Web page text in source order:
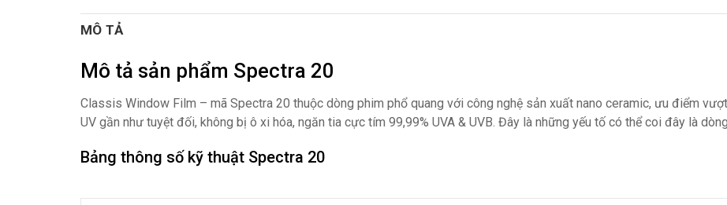
MÔ TẢ
Mô tả sản phẩm Spectra 20
Classis Window Film – mã Spectra 20 thuộc dòng phim phổ quang với công nghệ sản xuất nano ceramic, ưu điểm
UV gần như tuyệt đối, không bị ô xi hóa, ngăn tia cực tím 99,99% UVA & UVB. Đây là những yếu tố có thể coi đây là
Bảng thông số kỹ thuật Spectra 20